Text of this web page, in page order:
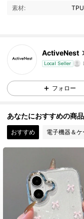
素材: TPU
ActiveNest
Local Seller
フォロー
あなたにおすすめの商品
おすすめ 電子機器＆ケ